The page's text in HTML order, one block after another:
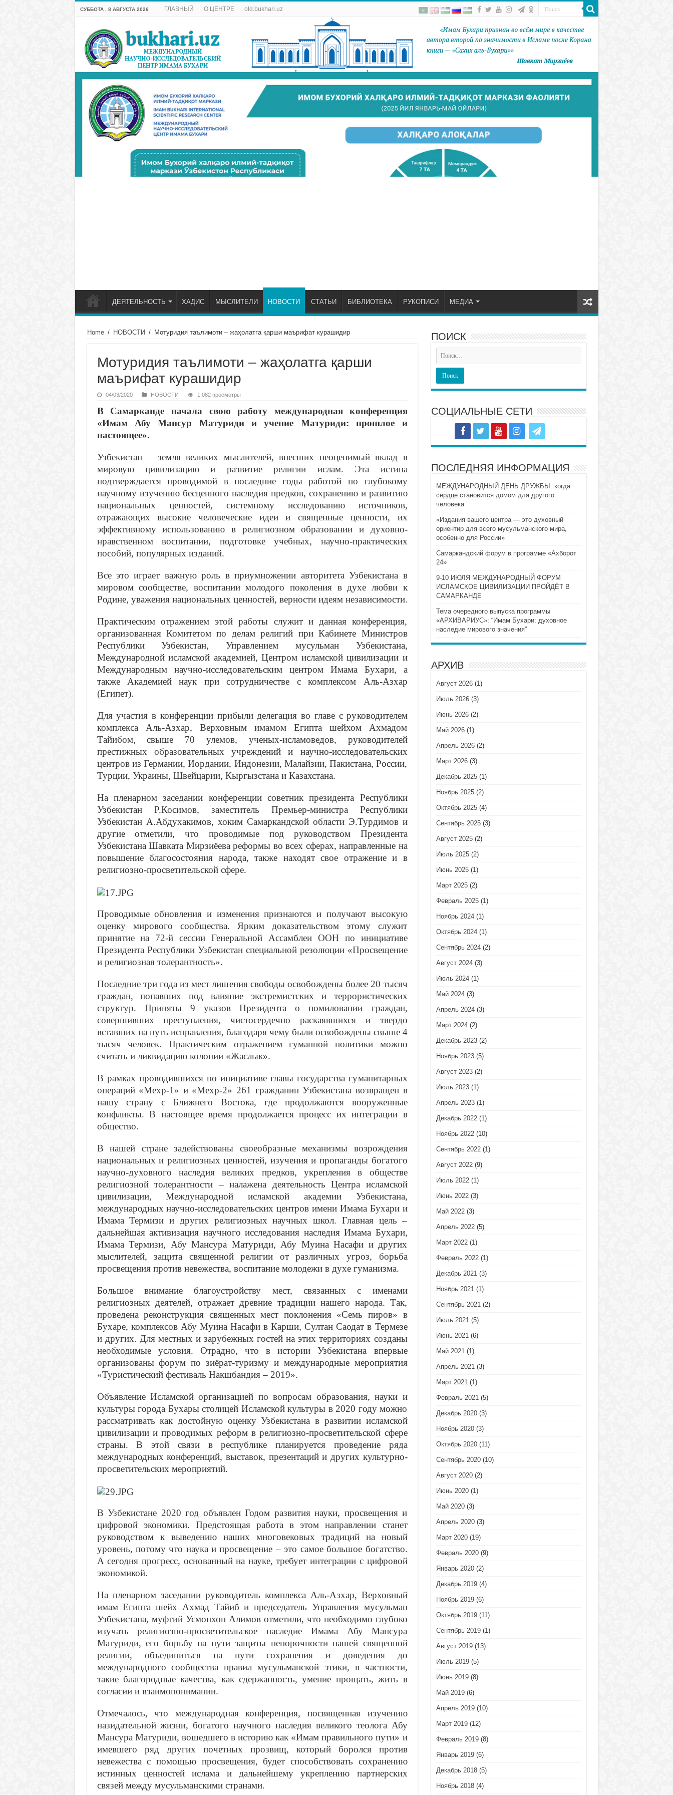
СУББОТА , 8 АВГУСТА 2026 ГЛАВНЫЙ О ЦЕНТРЕ old.bukhari.uz
ДЕЯТЕЛЬНОСТЬ ХАДИС МЫСЛИТЕЛИ НОВОСТИ СТАТЬИ БИБЛИОТЕКА РУКОПИСИ МЕДИА
Home / НОВОСТИ / Мотуридия таълимоти – жаҳолатга қарши маърифат курашидир
Мотуридия таълимоти – жаҳолатга қарши
маърифат курашидир
04/03/2020 НОВОСТИ 1,082 просмотры
В Самарканде начала свою работу международная конференция
«Имам Абу Мансур Матуриди и учение Матуриди: прошлое и
настоящее».
Узбекистан – земля великих мыслителей, внесших неоценимый вклад в
мировую цивилизацию и развитие религии ислам. Эта истина
подтверждается проводимой в последние годы работой по глубокому
научному изучению бесценного наследия предков, сохранению и развитию
национальных ценностей, системному исследованию источников,
отражающих высокие человеческие идеи и священные ценности, их
эффективному использованию в религиозном образовании и духовно-
нравственном воспитании, подготовке учебных, научно-практических
пособий, популярных изданий.
Все это играет важную роль в приумножении авторитета Узбекистана в
мировом сообществе, воспитании молодого поколения в духе любви к
Родине, уважения национальных ценностей, верности идеям независимости.
Практическим отражением этой работы служит и данная конференция,
организованная Комитетом по делам религий при Кабинете Министров
Республики Узбекистан, Управлением мусульман Узбекистана,
Международной исламской академией, Центром исламской цивилизации и
Международным научно-исследовательским центром Имама Бухари, а
также Академией наук при сотрудничестве с комплексом Аль-Азхар
(Египет).
Для участия в конференции прибыли делегация во главе с руководителем
комплекса Аль-Азхар, Верховным имамом Египта шейхом Ахмадом
Тайибом, свыше 70 улемов, ученых-исламоведов, руководителей
престижных образовательных учреждений и научно-исследовательских
центров из Германии, Иордании, Индонезии, Малайзии, Пакистана, России,
Турции, Украины, Швейцарии, Кыргызстана и Казахстана.
На пленарном заседании конференции советник президента Республики
Узбекистан Р.Косимов, заместитель Премьер-министра Республики
Узбекистан А.Абдухакимов, хоким Самаркандской области Э.Турдимов и
другие отметили, что проводимые под руководством Президента
Узбекистана Шавката Мирзиёева реформы во всех сферах, направленные на
повышение благосостояния народа, также находят свое отражение и в
религиозно-просветительской сфере.
Проводимые обновления и изменения признаются и получают высокую
оценку мирового сообщества. Ярким доказательством этому служит
принятие на 72-й сессии Генеральной Ассамблеи ООН по инициативе
Президента Республики Узбекистан специальной резолюции «Просвещение
и религиозная толерантность».
Последние три года из мест лишения свободы освобождены более 20 тысяч
граждан, попавших под влияние экстремистских и террористических
структур. Приняты 9 указов Президента о помиловании граждан,
совершивших преступления, чистосердечно раскаявшихся и твердо
вставших на путь исправления, благодаря чему были освобождены свыше 4
тысяч человек. Практическим отражением гуманной политики можно
считать и ликвидацию колонии «Жаслык».
В рамках проводившихся по инициативе главы государства гуманитарных
операций «Мехр-1» и «Мехр-2» 261 гражданин Узбекистана возвращен в
нашу страну с Ближнего Востока, где продолжаются вооруженные
конфликты. В настоящее время продолжается процесс их интеграции в
общество.
В нашей стране задействованы своеобразные механизмы возрождения
национальных и религиозных ценностей, изучения и пропаганды богатого
научно-духовного наследия великих предков, укрепления в обществе
религиозной толерантности – налажена деятельность Центра исламской
цивилизации, Международной исламской академии Узбекистана,
международных научно-исследовательских центров имени Имама Бухари и
Имама Термизи и других религиозных научных школ. Главная цель –
дальнейшая активизация научного исследования наследия Имама Бухари,
Имама Термизи, Абу Мансура Матуриди, Абу Муина Насафи и других
мыслителей, защита священной религии от различных угроз, борьба
просвещения против невежества, воспитание молодежи в духе гуманизма.
Большое внимание благоустройству мест, связанных с именами
религиозных деятелей, отражает древние традиции нашего народа. Так,
проведена реконструкция священных мест поклонения «Семь пиров» в
Бухаре, комплексов Абу Муина Насафи в Карши, Султан Саодат в Термезе
и других. Для местных и зарубежных гостей на этих территориях созданы
необходимые условия. Отрадно, что в истории Узбекистана впервые
организованы форум по зиёрат-туризму и международные мероприятия
«Туристический фестиваль Накшбандия – 2019».
Объявление Исламской организацией по вопросам образования, науки и
культуры города Бухары столицей Исламской культуры в 2020 году можно
рассматривать как достойную оценку Узбекистана в развитии исламской
цивилизации и проводимых реформ в религиозно-просветительской сфере
страны. В этой связи в республике планируется проведение ряда
международных конференций, выставок, презентаций и других культурно-
просветительских мероприятий.
В Узбекистане 2020 год объявлен Годом развития науки, просвещения и
цифровой экономики. Предстоящая работа в этом направлении станет
руководством к выведению наших многовековых традиций на новый
уровень, потому что наука и просвещение – это самое большое богатство.
А сегодня прогресс, основанный на науке, требует интеграции с цифровой
экономикой.
На пленарном заседании руководитель комплекса Аль-Азхар, Верховный
имам Египта шейх Ахмад Тайиб и председатель Управления мусульман
Узбекистана, муфтий Усмонхон Алимов отметили, что необходимо глубоко
изучать религиозно-просветительское наследие Имама Абу Мансура
Матуриди, его борьбу на пути защиты непорочности нашей священной
религии, объединиться на пути сохранения и доведения до
международного сообщества правил мусульманской этики, в частности,
такие благородные качества, как сдержанность, умение прощать, жить в
согласии и взаимопонимании.
Отмечалось, что международная конференция, посвященная изучению
назидательной жизни, богатого научного наследия великого теолога Абу
Мансура Матуриди, вошедшего в историю как «Имам правильного пути» и
имевшего ряд других почетных прозвищ, который боролся против
невежества с помощью просвещения, будет способствовать сохранению
истинных ценностей ислама и дальнейшему укреплению партнерских
связей между мусульманскими странами.
ПОИСК
СОЦИАЛЬНЫЕ СЕТИ
ПОСЛЕДНЯЯ ИНФОРМАЦИЯ
МЕЖДУНАРОДНЫЙ ДЕНЬ ДРУЖБЫ: когда
сердце становится домом для другого
человека
«Издания вашего центра — это духовный
ориентир для всего мусульманского мира,
особенно для России»
Самаркандский форум в программе «Ахборот
24»
9-10 ИЮЛЯ МЕЖДУНАРОДНЫЙ ФОРУМ
ИСЛАМСКОЕ ЦИВИЛИЗАЦИИ ПРОЙДЁТ В
САМАРКАНДЕ
Тема очередного выпуска программы
«АРХИВАРИУС»: “Имам Бухари: духовное
наследие мирового значения”
АРХИВ
Август 2026(1)
Июль 2026(3)
Июнь 2026(2)
Май 2026(1)
Апрель 2026(2)
Март 2026(3)
Декабрь 2025(1)
Ноябрь 2025(2)
Октябрь 2025(4)
Сентябрь 2025(3)
Август 2025(2)
Июль 2025(2)
Июнь 2025(1)
Март 2025(2)
Февраль 2025(1)
Ноябрь 2024(1)
Октябрь 2024(1)
Сентябрь 2024(2)
Август 2024(3)
Июль 2024(1)
Май 2024(3)
Апрель 2024(3)
Март 2024(2)
Декабрь 2023(2)
Ноябрь 2023(5)
Август 2023(2)
Июль 2023(1)
Апрель 2023(1)
Декабрь 2022(1)
Ноябрь 2022(10)
Сентябрь 2022(1)
Август 2022(9)
Июль 2022(1)
Июнь 2022(3)
Май 2022(3)
Апрель 2022(5)
Март 2022(1)
Февраль 2022(1)
Декабрь 2021(3)
Ноябрь 2021(1)
Сентябрь 2021(2)
Июль 2021(5)
Июнь 2021(6)
Май 2021(1)
Апрель 2021(3)
Март 2021(1)
Февраль 2021(5)
Декабрь 2020(3)
Ноябрь 2020(3)
Октябрь 2020(11)
Сентябрь 2020(10)
Август 2020(2)
Июнь 2020(1)
Май 2020(3)
Апрель 2020(3)
Март 2020(19)
Февраль 2020(9)
Январь 2020(2)
Декабрь 2019(4)
Ноябрь 2019(6)
Октябрь 2019(11)
Сентябрь 2019(1)
Август 2019(13)
Июль 2019(5)
Июнь 2019(8)
Май 2019(6)
Апрель 2019(10)
Март 2019(12)
Февраль 2019(8)
Январь 2019(6)
Декабрь 2018(5)
Ноябрь 2018(4)